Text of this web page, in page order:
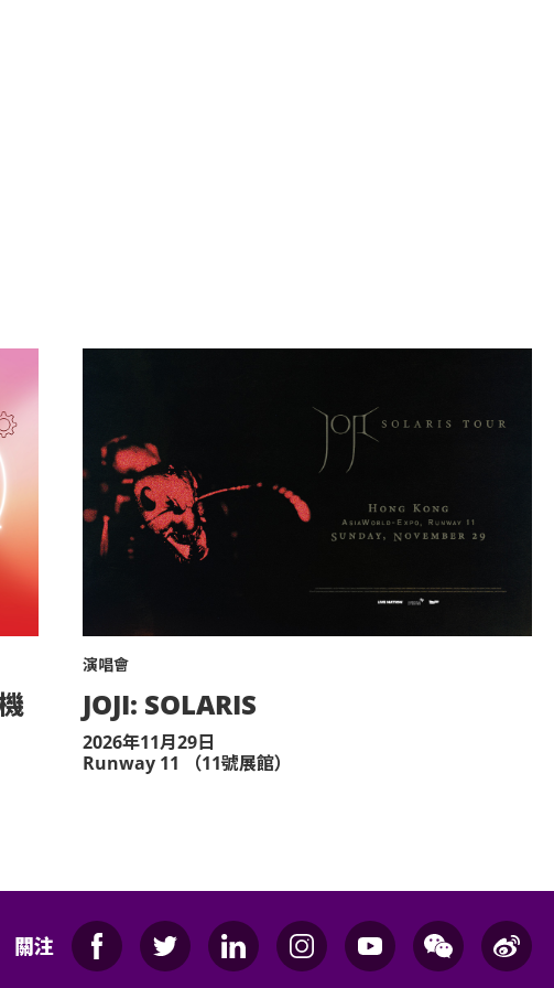
演唱會
JOJI: SOLARIS
2026年11月29日
Runway 11 （11號展館）
關注